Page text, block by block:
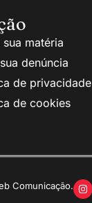
sua matéria
denúncia
de privacidade
de cookies
Comunicação.